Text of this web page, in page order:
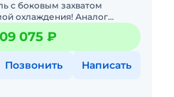
с боковым захватом
охлаждения! Аналог
Поможем
от в
075 ₽
Позвонить Написать